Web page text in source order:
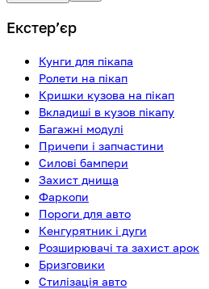
Екстерʼєр
Кунги для пікапа
Ролети на пікап
Кришки кузова на пікап
Вкладиші в кузов пікапу
Багажні модулі
Причепи і запчастини
Силові бампери
Захист днища
Фаркопи
Пороги для авто
Кенгурятник і дуги
Розширювачі та захист арок
Бризговики
Стилізація авто